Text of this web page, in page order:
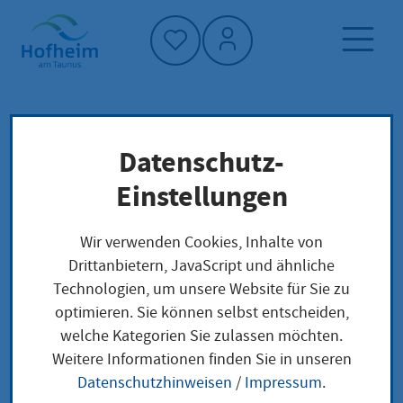
Startseite"
Dienstleistung-Finder
Lokale Anliegen
Teileigentumsgrundbuch anlegen lassen
Teileigentumsgrundbu
ch anlegen lassen
Datenschutz-
Einstellungen
Wir verwenden Cookies, Inhalte von
Drittanbietern, JavaScript und ähnliche
Technologien, um unsere Website für Sie zu
optimieren. Sie können selbst entscheiden,
welche Kategorien Sie zulassen möchten.
Weitere Informationen finden Sie in unseren
Datenschutzhinweisen / Impressum.